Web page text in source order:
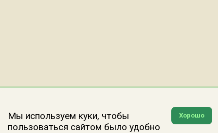
Хорошо
Мы используем куки, чтобы
пользоваться сайтом было удобно